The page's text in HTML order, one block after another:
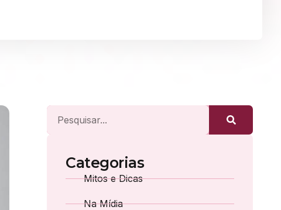
Categorias
Mitos e Dicas
Na Mídia